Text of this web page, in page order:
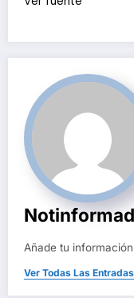
Añade tu
Ver Todas Las Entradas